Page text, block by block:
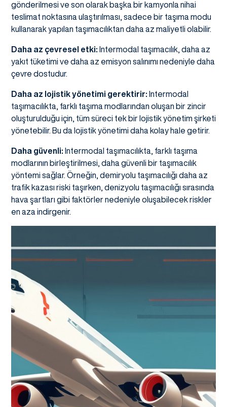
gönderilmesi ve son olarak başka bir kamyonla nihai
teslimat noktasına ulaştırılması, sadece bir taşıma modu
kullanarak yapılan taşımacılıktan daha az maliyetli olabilir.
Daha az çevresel etki: Intermodal taşımacılık, daha az
yakıt tüketimi ve daha az emisyon salınımı nedeniyle daha
çevre dostudur.
Daha az lojistik yönetimi gerektirir: Intermodal
taşımacılıkta, farklı taşıma modlarından oluşan bir zincir
oluşturulduğu için, tüm süreci tek bir lojistik yönetim şirketi
yönetebilir. Bu da lojistik yönetimi daha kolay hale getirir.
Daha güvenli: Intermodal taşımacılıkta, farklı taşıma
modlarının birleştirilmesi, daha güvenli bir taşımacılık
yöntemi sağlar. Örneğin, demiryolu taşımacılığı daha az
trafik kazası riski taşırken, denizyolu taşımacılığı sırasında
hava şartları gibi faktörler nedeniyle oluşabilecek riskler
en aza indirgenir.